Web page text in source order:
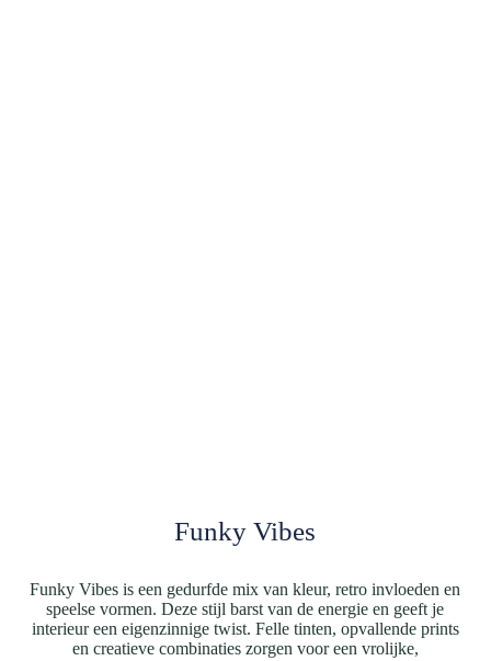
Funky Vibes
Funky Vibes is een gedurfde mix van kleur, retro invloeden en
speelse vormen. Deze stijl barst van de energie en geeft je
interieur een eigenzinnige twist. Felle tinten, opvallende prints
en creatieve combinaties zorgen voor een vrolijke,